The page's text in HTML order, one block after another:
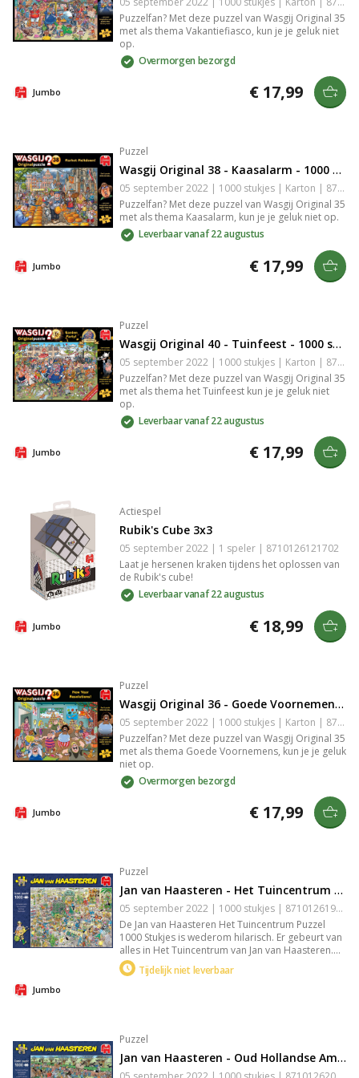
bedrukte blauwe speelstukken 40 bedrukte rode
speelstukken speelbord scherm 2 sorteerrekjes
voor de speelstukken 2 enveloppen met
oefenmissies spelregels inclusief quick start guide
Puzzelfan? Met deze puzzel van Wasgij Original 35
met als thema Vakantiefiasco, kun je je geluk niet
op.
Overmorgen bezorgd
Jumbo € 17,99
Puzzel
Wasgij Original 38 - Kaasalarm - 1000 stukjes
05 september 2022 | 1000 stukjes | Karton | 8710126250105
Puzzelfan? Met deze puzzel van Wasgij Original 35
met als thema Kaasalarm, kun je je geluk niet op.
Leverbaar vanaf 22 augustus
Jumbo € 17,99
Puzzel
Wasgij Original 40 - Tuinfeest - 1000 stukjes
05 september 2022 | 1000 stukjes | Karton | 8710126250198
Puzzelfan? Met deze puzzel van Wasgij Original 35
met als thema het Tuinfeest kun je je geluk niet
op.
Leverbaar vanaf 22 augustus
Jumbo € 17,99
Actiespel
Rubik's Cube 3x3
05 september 2022 | 1 speler | 8710126121702
Laat je hersenen kraken tijdens het oplossen van
de Rubik's cube!
Leverbaar vanaf 22 augustus
Jumbo € 18,99
Puzzel
Wasgij Original 36 - Goede Voornemens - 1000 stukjes
05 september 2022 | 1000 stukjes | Karton | 8710126250006
Puzzelfan? Met deze puzzel van Wasgij Original 35
met als thema Goede Voornemens, kun je je geluk
niet op.
Overmorgen bezorgd
Jumbo € 17,99
Puzzel
Jan van Haasteren - Het Tuincentrum - 1000 Stukjes
05 september 2022 | 1000 stukjes | 8710126190661
De Jan van Haasteren Het Tuincentrum Puzzel
1000 Stukjes is wederom hilarisch. Er gebeurt van
alles in Het Tuincentrum van Jan van Haasteren.
Een kleurrijke plaat waarbij Jan van Haasteren
wederom laat zien dat humor op een geweldige
Tijdelijk niet leverbaar
Jumbo
Puzzel
Jan van Haasteren - Oud Hollandse Ambachten - 1000 Stukjes